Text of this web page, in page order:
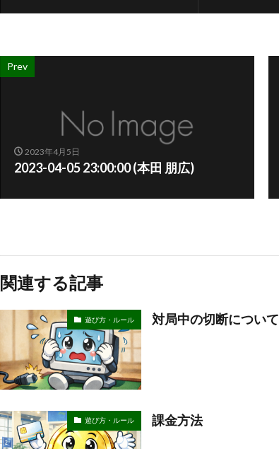
Prev
2023年4月5日
2023-04-05 23:00:00 (本田 朋広)
関連する記事
遊び方・ルール 対局中の切断について
遊び方・ルール 課金方法